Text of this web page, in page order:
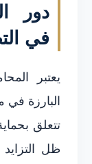
دور
في
يعتبر
البارزة في
تتعلق
ظل